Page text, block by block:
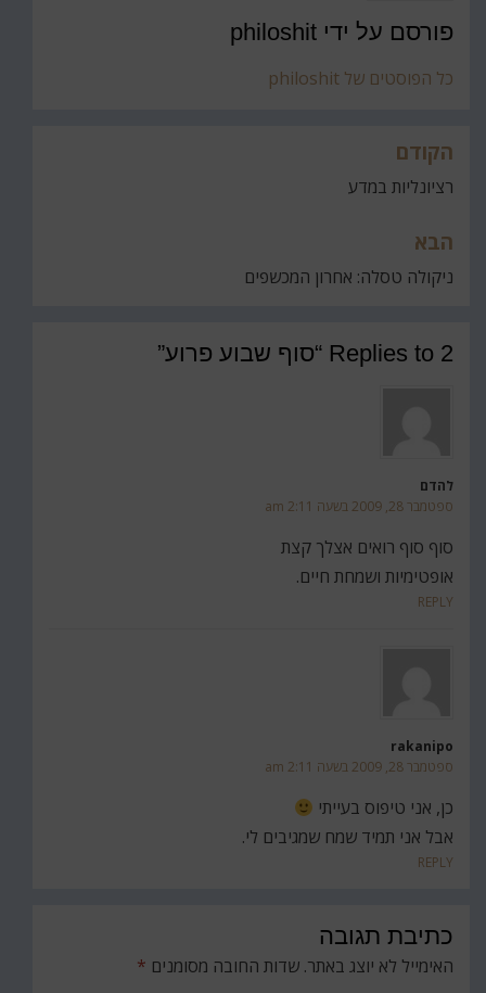
פורסם על ידי philoshit
כל הפוסטים של philoshit
ניווט
הקודם
רציונליות במדע
הבא
ניקולה טסלה: אחרון המכשפים
2 Replies to “סוף שבוע פרוע”
להדם
ספטמבר 28, 2009 בשעה 2:11 am
סוף סוף רואים אצלך קצת
אופטימיות ושמחת חיים.
REPLY
rakanipo
ספטמבר 28, 2009 בשעה 2:11 am
כן, אני טיפוס בעייתי
אבל אני תמיד שמח שמגיבים לי.
REPLY
כתיבת תגובה
האימייל לא יוצג באתר. שדות החובה מסומנים *